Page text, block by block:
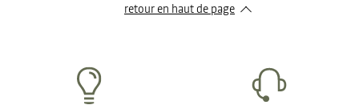
retour en haut de page​